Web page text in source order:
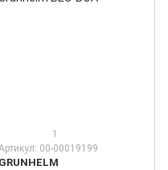
1
00-00019199
GRUNHELM